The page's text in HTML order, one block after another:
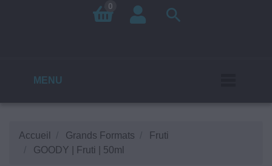
0 
MENU
Accueil Grands Formats
Fruti
GOODY | Fruti | 50ml